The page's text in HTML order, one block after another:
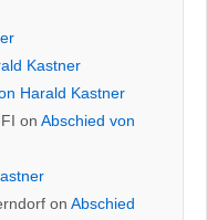
Kastner
Harald Kastner
on Abschied von
on Abschied